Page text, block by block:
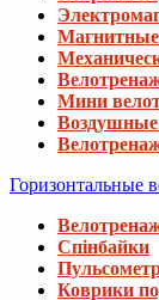
Мини
Горизонтальные
Спінбайки
Коврики